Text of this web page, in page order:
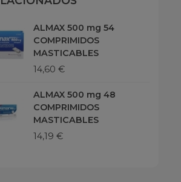
ALMAX 500 mg 54
COMPRIMIDOS
MASTICABLES
14,60 €
ALMAX 500 mg 48
COMPRIMIDOS
MASTICABLES
14,19 €